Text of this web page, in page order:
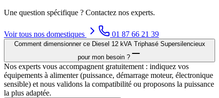
Une question spécifique ? Contactez nos experts.
Voir tous nos domestiques 01 87 66 21 39
Comment dimensionner ce Diesel 12 kVA Triphasé Supersilencieux
pour mon besoin ?
Nos experts vous accompagnent gratuitement : indiquez vos
équipements à alimenter (puissance, démarrage moteur, électronique
sensible) et nous validons la compatibilité ou proposons la puissance
la plus adaptée.